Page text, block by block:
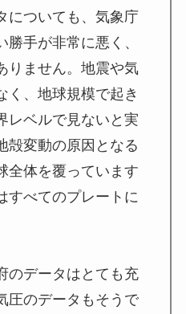
についても、気象庁
手が非常に悪く、
りません。地震や気
く、地球規模で起き
レベルで見ないと実
殻変動の原因となる
全体を覆っています
すべてのプレートに
のデータはとても充
圧のデータもそうで